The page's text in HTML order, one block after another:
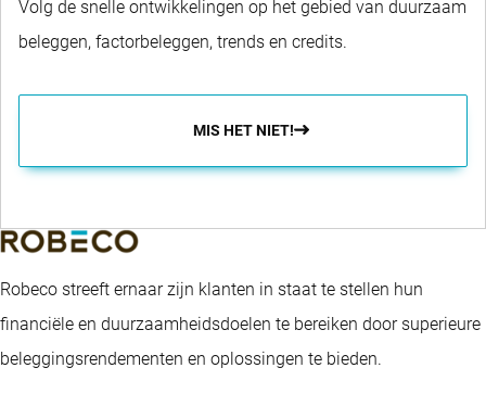
Volg de snelle ontwikkelingen op het gebied van duurzaam
beleggen, factorbeleggen, trends en credits.
MIS HET NIET!
Robeco streeft ernaar zijn klanten in staat te stellen hun
financiële en duurzaamheidsdoelen te bereiken door superieure
beleggingsrendementen en oplossingen te bieden.